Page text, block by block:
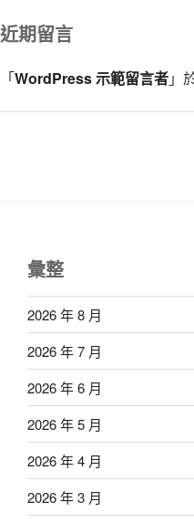
近期留言
「WordPress 示範留言者」
彙整
2026 年 8 月
2026 年 7 月
2026 年 6 月
2026 年 5 月
2026 年 4 月
2026 年 3 月